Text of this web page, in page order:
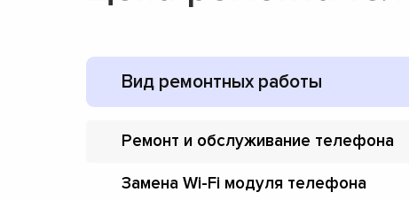
Вид ремонтных работы
Ремонт и обслуживание телефона
Замена Wi-Fi модуля телефона